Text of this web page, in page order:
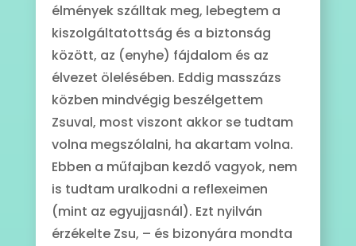
élmények szálltak meg, lebegtem a
kiszolgáltatottság és a biztonság
között, az (enyhe) fájdalom és az
élvezet ölelésében. Eddig masszázs
közben mindvégig beszélgettem
Zsuval, most viszont akkor se tudtam
volna megszólalni, ha akartam volna.
Ebben a műfajban kezdő vagyok, nem
is tudtam uralkodni a reflexeimen
(mint az egyujjasnál). Ezt nyilván
érzékelte Zsu, – és bizonyára mondta